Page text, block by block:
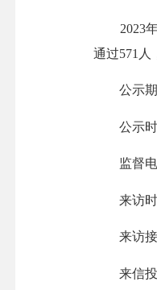
2023年
通过571人
公示期间
公示时
监督电话
来访时间
来访接
来信投递